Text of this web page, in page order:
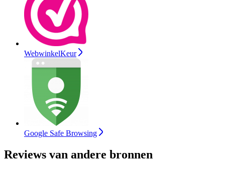
WebwinkelKeur
Google Safe Browsing
Reviews van andere bronnen